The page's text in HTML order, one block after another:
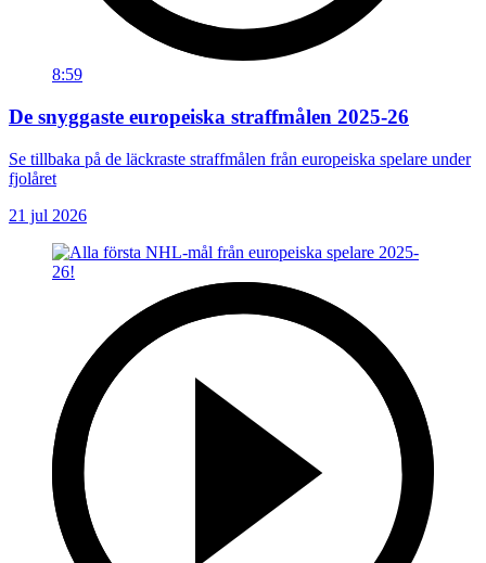
8:59
De snyggaste europeiska straffmålen 2025-26
Se tillbaka på de läckraste straffmålen från europeiska spelare under
fjolåret
21 jul 2026